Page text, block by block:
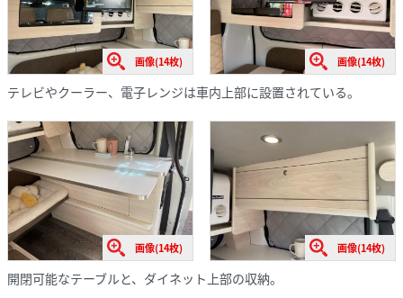
画像(14枚) 画像(14枚)
テレビやクーラー、電子レンジは車内上部に設置されている。
画像(14枚) 画像(14枚)
開閉可能なテーブルと、ダイネット上部の収納。